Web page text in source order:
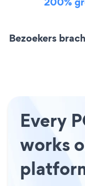
Bezoekers
Every
works